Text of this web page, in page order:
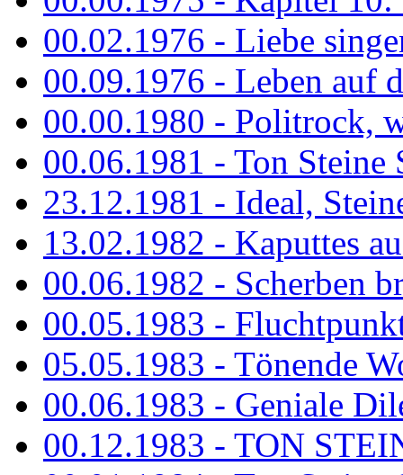
00.02.1976 - Liebe
00.09.1976 - Leben auf
00.00.1980 - Politrock,
00.06.1981 - Ton Steine
23.12.1981 - Ideal,
13.02.1982 - Kaputtes
00.06.1982 - Scherben
00.05.1983 -
05.05.1983 - Tönende
00.06.1983 - Geniale
00.12.1983 - TON